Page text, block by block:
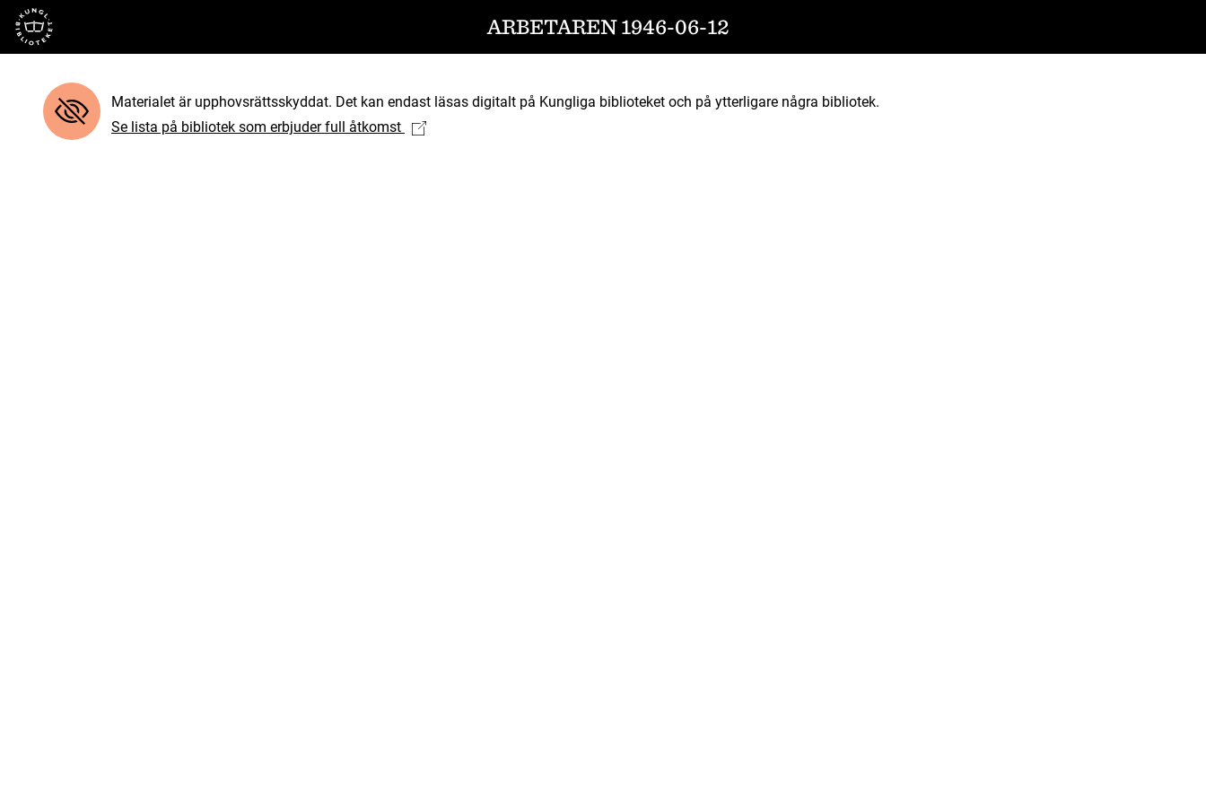
Till startsidan ARBETAREN 1946-06-12
Materialet är upphovsrättsskyddat. Det kan endast läsas digitalt på Kungliga biblioteket och på ytterligare några bibliotek.
Se lista på bibliotek som erbjuder full åtkomst